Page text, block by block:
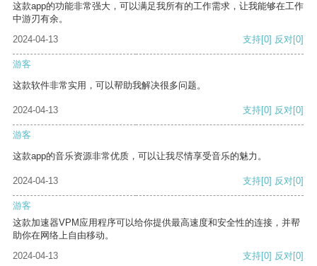
这款app的功能非常强大，可以满足我所有的工作需求，让我能够在工作
中游刃有余。
2024-04-13
支持[0] 反对[0]
游客
这款软件非常实用，可以帮助我解决很多问题。
2024-04-13 支持[0] 反对[0]
游客
这款app的音乐资源非常优质，可以让我尽情享受音乐的魅力。
2024-04-13 支持[0] 反对[0]
游客
这款加速器VPM应用程序可以给你提供最高速度和安全性的连接，并帮
助你在网络上自由移动。
2024-04-13
支持[0] 反对[0]